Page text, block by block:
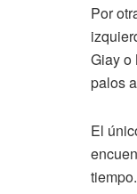
Por
Giay o
palos
El
tiempo.